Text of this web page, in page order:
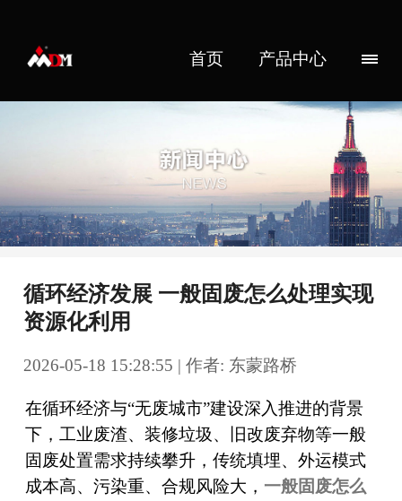
首页 产品中心
循环经济发展 一般固废怎么处理实现
资源化利用
2026-05-18 15:28:55 | 作者: 东蒙路桥
在循环经济与“无废城市”建设深入推进的背景
下，工业废渣、装修垃圾、旧改废弃物等一般
固废处置需求持续攀升，传统填埋、外运模式
成本高、污染重、合规风险大， 一般固废怎么